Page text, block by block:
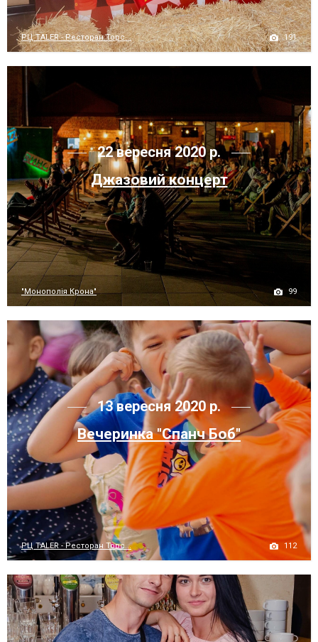
РЦ TALER - Ресторан Торс... 191
22 вересня 2020 р.
Джазовий концерт
"Монополія Крона" 99
13 вересня 2020 р.
Вечеринка "Спанч Боб"
РЦ TALER - Ресторан Торс... 112